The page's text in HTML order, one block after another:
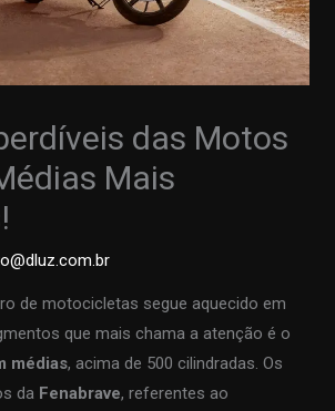
das Motos
Mais
de motocicletas segue aquecido em
que mais chama a atenção é o
médias, acima de 500 cilindradas. Os
da Fenabrave, referentes ao